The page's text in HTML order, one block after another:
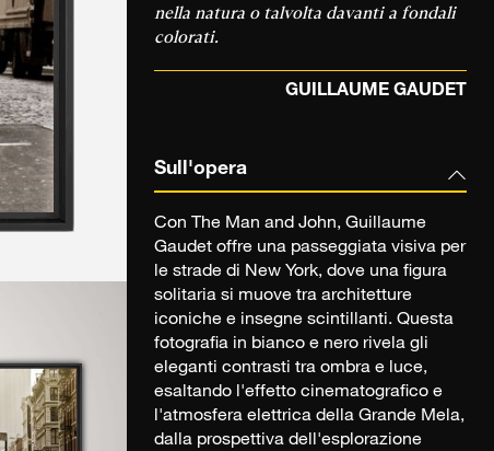
nella natura o talvolta davanti a fondali
colorati.
GUILLAUME GAUDET
Sull'opera
Con The Man and John, Guillaume
Gaudet offre una passeggiata visiva per
le strade di New York, dove una figura
solitaria si muove tra architetture
iconiche e insegne scintillanti. Questa
fotografia in bianco e nero rivela gli
eleganti contrasti tra ombra e luce,
esaltando l'effetto cinematografico e
l'atmosfera elettrica della Grande Mela,
dalla prospettiva dell'esplorazione